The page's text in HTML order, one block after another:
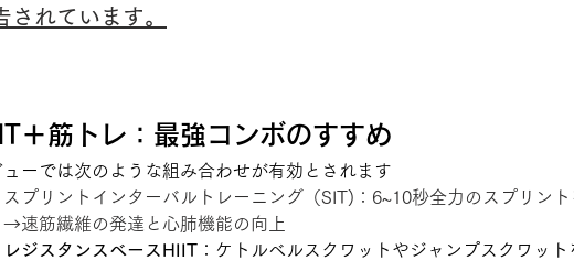
されています。
＋筋トレ：最強コンボのすすめ
ューでは次のような組み合わせが有効とされます
スプリントインターバルトレーニング（SIT)：6~10秒全力のスプリン
→速筋繊維の発達と心肺機能の向上
レジスタンスベースHIIT ：ケトルベルスクワットやジャンプスクワッ